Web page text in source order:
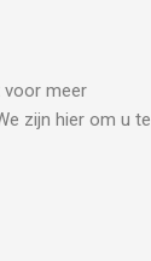
voor meer
zijn hier om u te